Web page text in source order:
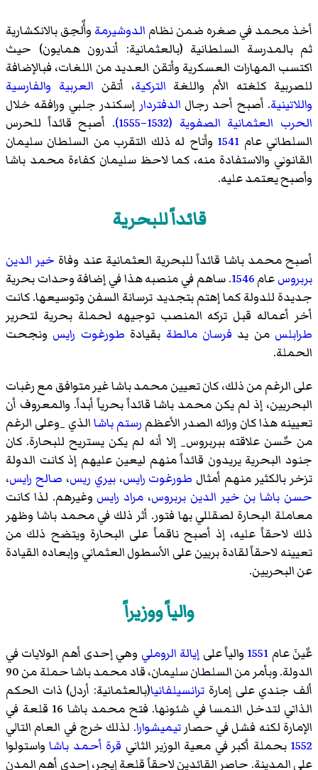
أخذ محمد في صغره ضمن نظام الدوشيرمة وأٌلحِق بالانكشارية
ثم بالمدرسة السلطانية (بالعثمانية: أندرون همايون) حيث
اكتسب المهارات العسكرية وأتقن العديد من اللغات، فبالإضافة
للصربية كلغته الأم واللغة التركية، أتقن العربية والفارسية
واللاتينية. أصبح أحد رجال الدفتردار إسكندر جلبي ورافقه خلال
الحرب العثمانية الصفوية (1532–1555)
. أصبح قائداً للحرس
السلطاني عام 1541 وأتاح له ذلك التقرب من السلطان سليمان
القانوني والاستفادة منه، كما لاحظ سليمان كفاءة محمد باشا
وأصبح يعتمد عليه.
قائداً للبحرية
أصبح محمد باشا قائداً للبحرية العثمانية عند وفاة خير الدين
بربروسعام1546. ساهم في منصبه هذا في إضافة وحدات بحرية
جديدة للدولة كما إهتم بتجديد ترسانة السفن وتوسيعها. كانت
أخر أعماله قبل تركه المنصب توجيهه لحملة بحرية لتحرير
طرابلس من يد فرسان مالطة بقيادة طورغوت رايس ونجحت
الحملة.
على الرغم من ذلك، كان تعيين محمد باشا غير متوافق مع رغبات
البحريين، إذ لم يكن محمد باشا قائداً بحرياً أبداً. والمعروف أن
تعيينه هذا كان ورائه الصدر الأعظم رستم باشاالذي _وعلى الرغم
من حٌسن علاقته ببربروس_ إلا أنه لم يكن يستريح للبحارة. كان
جنود البحرية يريدون قائداً منهم ليعين عليهم إذ كانت الدولة
تزخر بالكثير منهم أمثال طورغوت رايس،بيري ريس، صالح رايس،
حسن باشا بن خير الدين بربروس، مراد رايس وغيرهم. لذا كانت
معاملة البحارة لصقللي بها فتور. أثر ذلك في محمد باشا وظهر
ذلك لاحقاً عليه، إذ أصبح ناقماً على البحارة ويتضح ذلك من
تعيينه لاحقاً لقادة بريين على الأسطول العثماني وإبعاده القيادة
عن البحريين.
والياً ووزيراً
عٌينَ عام 1551 والياً على إيالة الروملي وهي إحدى أهم الولايات في
الدولة. وبأمر من السلطان سليمان، قاد محمد باشا حملة من 90
ألف جندي على إمارة ترانسيلفانيا(بالعثمانية: أردل) ذات الحكم
الذاتي لتدخل النمسا في شئونها. فتح محمد باشا 16 قلعة في
الإمارة لكنه فشل في حصارتيميشوارا. لذلك خرج في العام التالي
1552 بحملة أكبر في معية الوزير الثاني قرة أحمد باشاواستولوا
على المدينة. حاصر القائدين لاحقاً قلعة إيجر، إحدى أهم المدن